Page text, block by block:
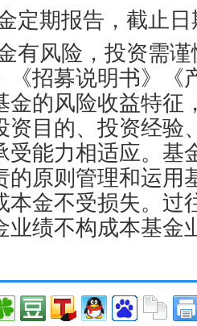
定期报告，截止日
有风险，投资需
《招募说明书》《
金的风险收益特征
资目的、投资经验
受能力相适应。基
的原则管理和运用
本金不受损失。过
业绩不构成本基金